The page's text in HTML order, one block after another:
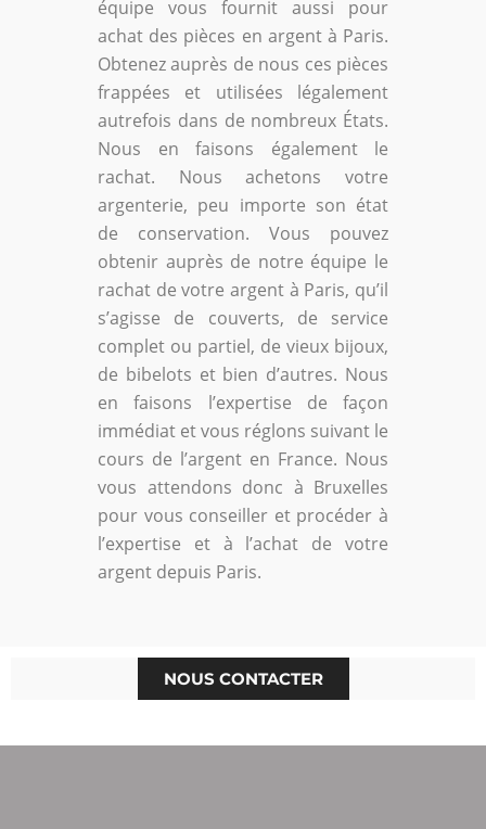
équipe vous fournit aussi pour
achat des pièces en argent à Paris.
Obtenez auprès de nous ces pièces
frappées et utilisées légalement
autrefois dans de nombreux États.
Nous en faisons également le
rachat. Nous achetons votre
argenterie, peu importe son état
de conservation. Vous pouvez
obtenir auprès de notre équipe le
rachat de votre argent à Paris, qu’il
s’agisse de couverts, de service
complet ou partiel, de vieux bijoux,
de bibelots et bien d’autres. Nous
en faisons l’expertise de façon
immédiat et vous réglons suivant le
cours de l’argent en France. Nous
vous attendons donc à Bruxelles
pour vous conseiller et procéder à
l’expertise et à l’achat de votre
argent depuis Paris.
NOUS CONTACTER